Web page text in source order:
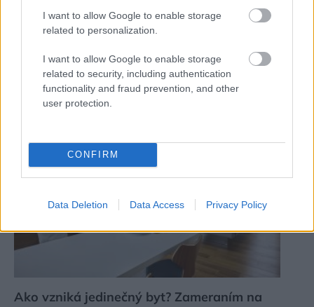
I want to allow Google to enable storage
related to personalization.
I want to allow Google to enable storage
related to security, including authentication
functionality and fraud prevention, and other
user protection.
CONFIRM
Data Deletion Data Access Privacy Policy
budú hladšie a pevnejšie. Starý trik z
hotelov poznali už naše babičky
Ako vzniká jedinečný byt? Zameraním na